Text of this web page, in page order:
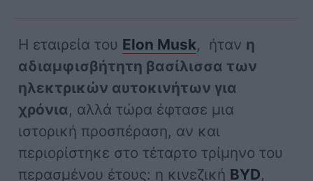
Η εταιρεία του Elon Musk, ήταν η
αδιαμφισβήτητη βασίλισσα των
ηλεκτρικών αυτοκινήτων για
χρόνια, αλλά τώρα έφτασε μια
ιστορική προσπέραση, αν και
περιορίστηκε στο τέταρτο τρίμηνο του
περασμένου έτους: η κινεζική BYD,